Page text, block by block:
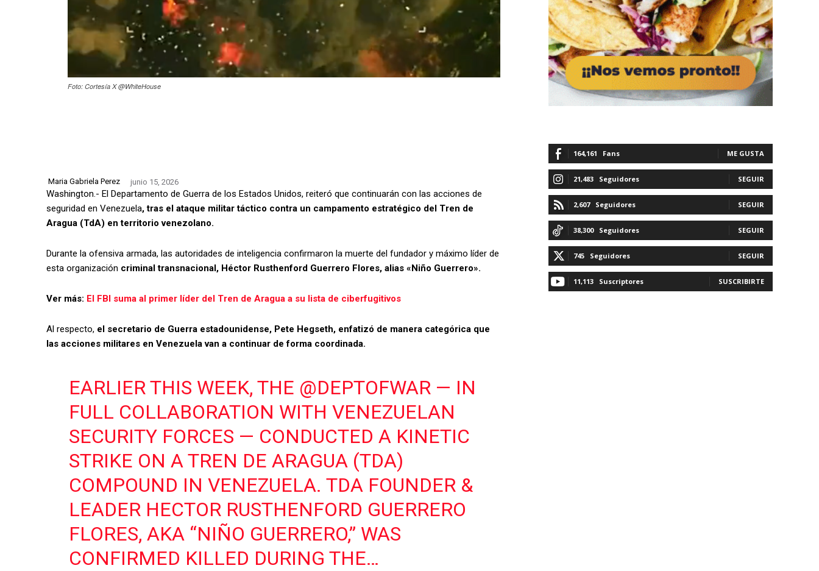
Foto: Cortesía X @WhiteHouse
Maria Gabriela Perez junio 15, 2026
Washington.- El Departamento de Guerra de los Estados Unidos, reiteró que continuarán con las acciones de
seguridad en Venezuela, tras el ataque militar táctico contra un campamento estratégico del Tren de
Aragua (TdA) en territorio venezolano.
Durante la ofensiva armada, las autoridades de inteligencia confirmaron la muerte del fundador y máximo líder de
esta organización criminal transnacional, Héctor Rusthenford Guerrero Flores, alias «Niño Guerrero».
Ver más: El FBI suma al primer líder del Tren de Aragua a su lista de ciberfugitivos
Al respecto, el secretario de Guerra estadounidense, Pete Hegseth, enfatizó de manera categórica que
las acciones militares en Venezuela van a continuar de forma coordinada.
EARLIER THIS WEEK, THE @DEPTOFWAR — IN
FULL COLLABORATION WITH VENEZUELAN
SECURITY FORCES — CONDUCTED A KINETIC
STRIKE ON A TREN DE ARAGUA (TDA)
COMPOUND IN VENEZUELA. TDA FOUNDER &
LEADER HECTOR RUSTHENFORD GUERRERO
FLORES, AKA “NIÑO GUERRERO,” WAS
CONFIRMED KILLED DURING THE…
164,161 Fans ME GUSTA
21,483 Seguidores SEGUIR
2,607 Seguidores SEGUIR
38,300 Seguidores SEGUIR
745 Seguidores SEGUIR
11,113 Suscriptores SUSCRIBIRTE